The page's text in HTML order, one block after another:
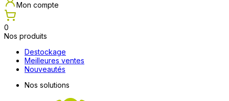
Mon compte
0
Nos produits
Destockage
Meilleures ventes
Nouveautés
Nos solutions